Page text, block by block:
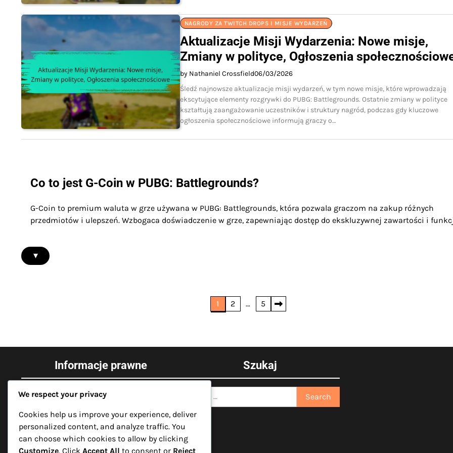
NAGRODY ZA TWITCH DROPS I MISJE WYDARZEŃ
Aktualizacje Misji Wydarzenia: Nowe misje,
Zmiany w polityce, Ogłoszenia
by Nathaniel Crossfield06/03/2026
Śledź najnowsze aktualizacje misji wydarzeń, w tym nowe misje, które wprowadzają
ekscytujące elementy rozgrywki do PUBG: Battlegrounds. Ostatnie zmiany w polityce
kształtują zaangażowanie uczestników i struktury nagród, podczas gdy kluczowe
ogłoszenia społecznościowe informują graczy o…
Co to jest G-Coin w PUBG: Battlegrounds?
G-Coin to premium waluta w grze używana w PUBG: Battlegrounds, która pozwala graczom na zakup różnych
przedmiotów i ulepszeń. Wzbogaca doświadczenie w grze, zapewniając dostęp do ekskluzywnej zawartości i
▾
1 2 … 5
Informacje prawne
Kim jesteśmy
Twoja prywatność
Pliki cookie i śledzenie
Szukaj
We respect your privacy
Cookies help us improve your experience, deliver
personalized content, and analyze traffic. You
can choose which cookies to allow by clicking
Customize. Click Accept All to consent or Reject